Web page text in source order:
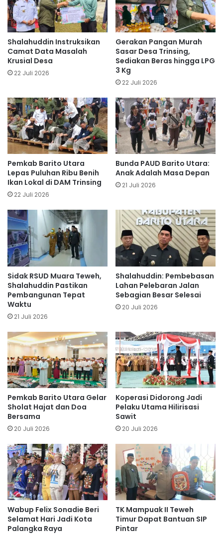
Shalahuddin Instruksikan
Camat Data Masalah
Krusial Desa
22 Juli 2026
Gerakan Pangan Murah
Sasar Desa Trinsing,
Sediakan Beras hingga LPG
3 Kg
22 Juli 2026
Pemkab Barito Utara
Lepas Puluhan Ribu Benih
Ikan Lokal di DAM Trinsing
22 Juli 2026
Bunda PAUD Barito Utara:
Anak Adalah Masa Depan
21 Juli 2026
Sidak RSUD Muara Teweh,
Shalahuddin Pastikan
Pembangunan Tepat
Waktu
21 Juli 2026
Shalahuddin: Pembebasan
Lahan Pelebaran Jalan
Sebagian Besar Selesai
20 Juli 2026
Pemkab Barito Utara Gelar
Sholat Hajat dan Doa
Bersama
20 Juli 2026
Koperasi Didorong Jadi
Pelaku Utama Hilirisasi
Sawit
20 Juli 2026
Wabup Felix Sonadie Beri
Selamat Hari Jadi Kota
Palangka Raya
TK Mampuak II Teweh
Timur Dapat Bantuan SIP
Pintar